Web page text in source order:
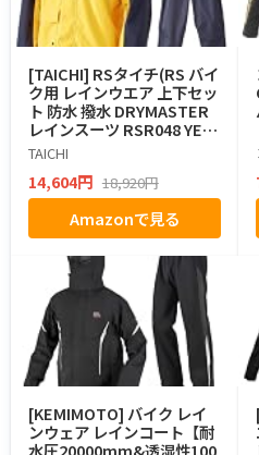
[TAICHI] RSタイチ(RS バイ
ク用 レインウエア 上下セッ
ト 防水 撥水 DRYMASTER
レインスーツ RSR048 YELL
OW XXL
TAICHI
14,604円 18,920円
Amazonで見る
[KEMIMOTO] バイク レイ
ンウェア レインコート【耐